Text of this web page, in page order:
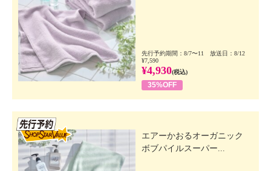
先行予約期間：8/7〜11 放送日：8/12
¥7,590
¥4,930(税込)
35%OFF
エアーかおるオーガニック
ボブパイルスーパー...